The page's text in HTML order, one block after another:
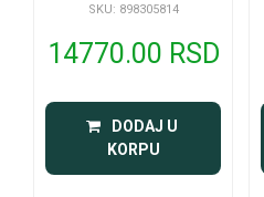
SKU: 898305814
14770.00 RSD
DODAJ U
KORPU